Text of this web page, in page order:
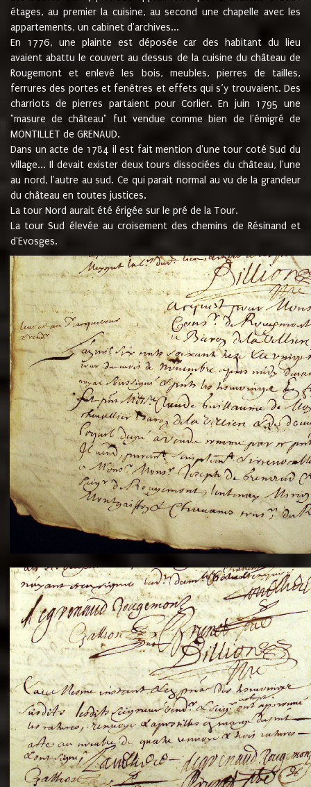
étages, au premier la cuisine, au second une chapelle avec les
appartements, un cabinet d'archives...
En 1776, une plainte est déposée car des habitant du lieu
avaient abattu le couvert au dessus de la cuisine du château de
Rougemont et enlevé les bois, meubles, pierres de tailles,
ferrures des portes et fenêtres et effets qui s’y trouvaient. Des
charriots de pierres partaient pour Corlier. En juin 1795 une
"masure de château" fut vendue comme bien de l'émigré de
MONTILLET de GRENAUD.
Dans un acte de 1784 il est fait mention d'une tour coté Sud du
village... Il devait exister deux tours dissociées du château, l'une
au nord, l'autre au sud. Ce qui parait normal au vu de la grandeur
du château en toutes justices.
La tour Nord aurait été érigée sur le pré de la Tour.
La tour Sud élevée au croisement des chemins de Résinand et
d'Evosges.